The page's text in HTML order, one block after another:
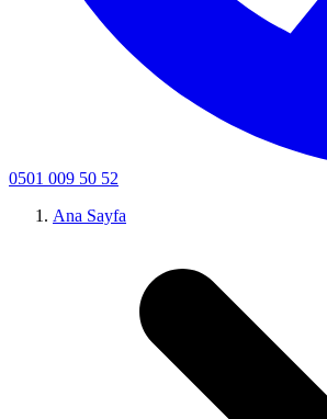
0501 009 50 52
Ana Sayfa